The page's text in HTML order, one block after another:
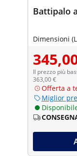
Battipalo
Dimensioni
Il prezzo più
363,00 €
Offerta a
Miglior